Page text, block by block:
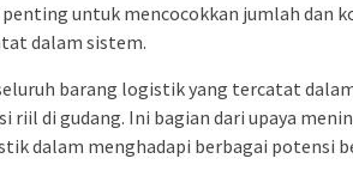
untuk mencocokkan jumlah dan
dalam sistem.
barang logistik yang tercatat dalam
riil di gudang. Ini bagian dari upaya
dalam menghadapi berbagai potensi